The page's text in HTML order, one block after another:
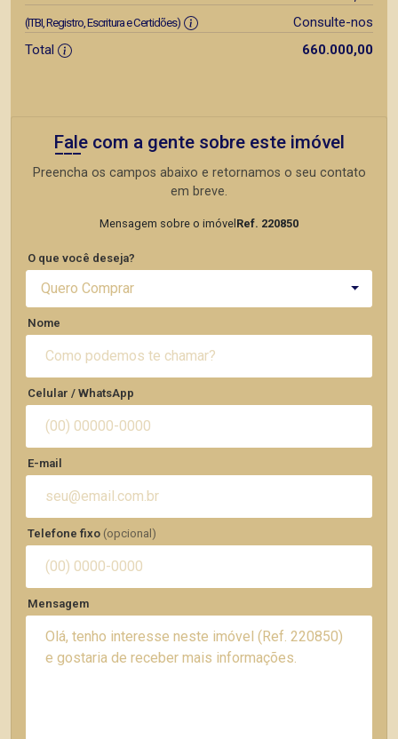
(ITBI, Registro, Escritura e Certidões)
Consulte-nos
Total
660.000,00
Fale com a gente sobre este imóvel
Preencha os campos abaixo e retornamos o seu contato
em breve.
Mensagem sobre o imóvel Ref. 220850
O que você deseja?
Quero Comprar
Nome
Celular / WhatsApp
E-mail
Telefone fixo (opcional)
Mensagem